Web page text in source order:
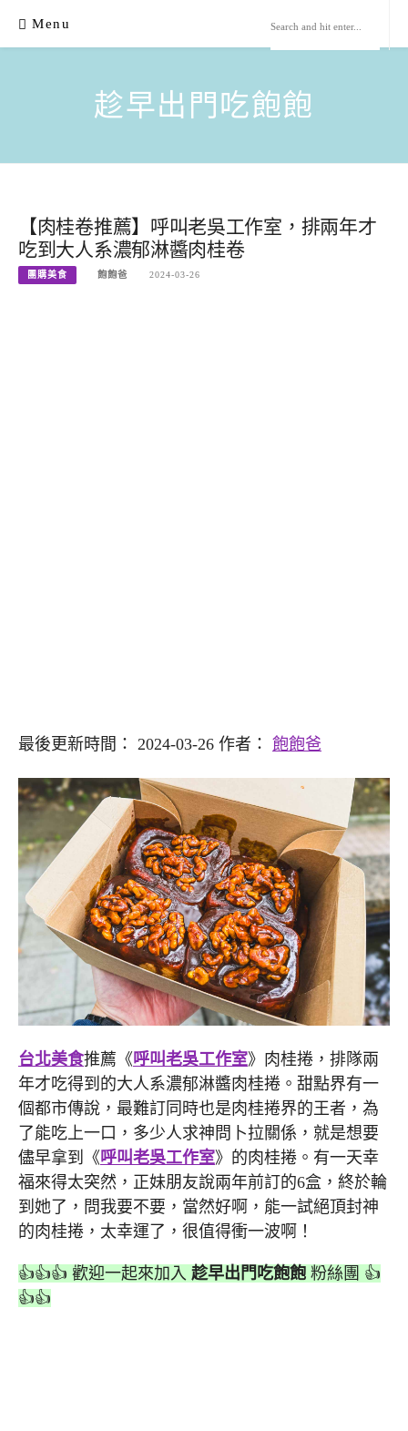
content
Menu
趁早出門吃飽飽
【肉桂卷推薦】呼叫老吳工作室，排兩年才
吃到大人系濃郁淋醬肉桂卷
團購美食 飽飽爸 2024-03-26
最後更新時間： 2024-03-26 作者： 飽飽爸
台北美食推薦《呼叫老吳工作室》肉桂捲，排隊兩
年才吃得到的大人系濃郁淋醬肉桂捲。甜點界有一
個都市傳說，最難訂同時也是肉桂捲界的王者，為
了能吃上一口，多少人求神問卜拉關係，就是想要
儘早拿到《呼叫老吳工作室》的肉桂捲。有一天幸
福來得太突然，正妹朋友說兩年前訂的6盒，終於輪
到她了，問我要不要，當然好啊，能一試絕頂封神
的肉桂捲，太幸運了，很值得衝一波啊！
👍👍👍 歡迎一起來加入 趁早出門吃飽飽 粉絲團 👍
👍👍